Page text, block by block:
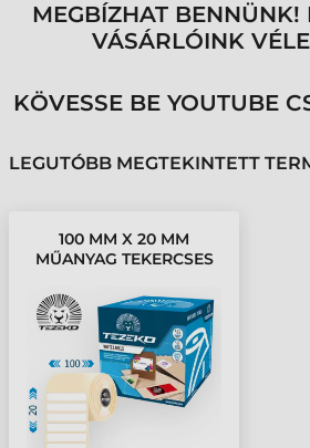
MEGBÍZHAT BENNÜNK!
VÁSÁRLÓINK
KÖVESSE BE YOUTUBE
LEGUTÓBB MEGTEKINTETT
100 MM X 20 MM
MŰANYAG TEKERCSES
1500 CÍMKE/TEKERCS )